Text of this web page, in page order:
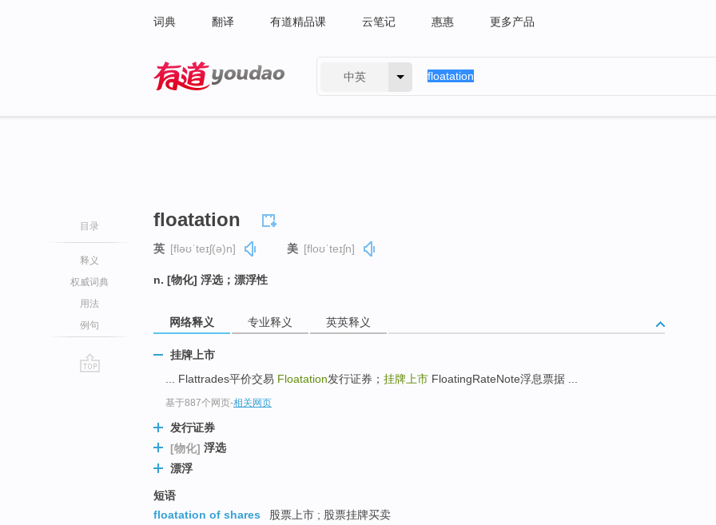
词典 翻译 有道精品课 云笔记 惠惠 更多产品
中英
目录
释义
权威词典
用法
例句
floatation
英 [fləʊˈteɪʃ(ə)n] 美 [floʊˈteɪʃn]
n. [物化] 浮选；漂浮性
网络释义 专业释义 英英释义
挂牌上市
... Flattrades平价交易 Floatation发行证券； 挂牌上市 FloatingRateNote浮息票据 ...
基于887个网页-相关网页
发行证券
[物化] 浮选
漂浮
短语
floatation of shares
股票上市 ; 股票挂牌买卖